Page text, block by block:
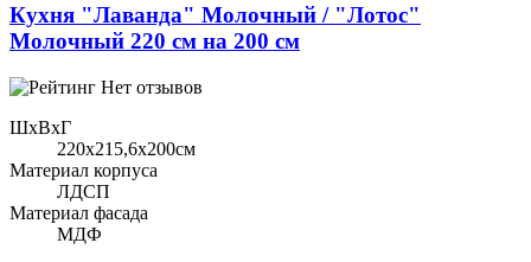
Кухня "Лаванда" Молочный / "Лотос"
Молочный 220 см на 200 см
Нет отзывов
ШхВхГ
220x215,6х200см
Материал корпуса
ЛДСП
Материал фасада
МДФ